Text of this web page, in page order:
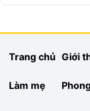
Trang chủ Giới
Làm mẹ